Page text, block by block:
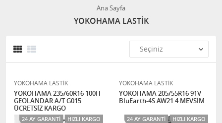
Ana Sayfa
YOKOHAMA LASTİK
YOKOHAMA LASTİK
YOKOHAMA 235/60R16 100H
GEOLANDAR A/T G015
ÜCRETSİZ KARGO
24 AY GARANTI HIZLI KARGO
YOKOHAMA LASTİK
YOKOHAMA 205/55R16 91V
BluEarth-4S AW21 4 MEVSİM
24 AY GARANTI HIZLI KARGO